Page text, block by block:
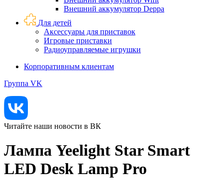
Внешний аккумулятор Deppa
Для детей
Аксессуары для приставок
Игровые приставки
Радиоуправляемые игрушки
Корпоративным клиентам
Группа VK
Читайте наши новости в ВК
Лампа Yeelight Star Smart
LED Desk Lamp Pro